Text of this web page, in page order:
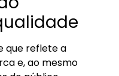
que reflete a
e, ao mesmo